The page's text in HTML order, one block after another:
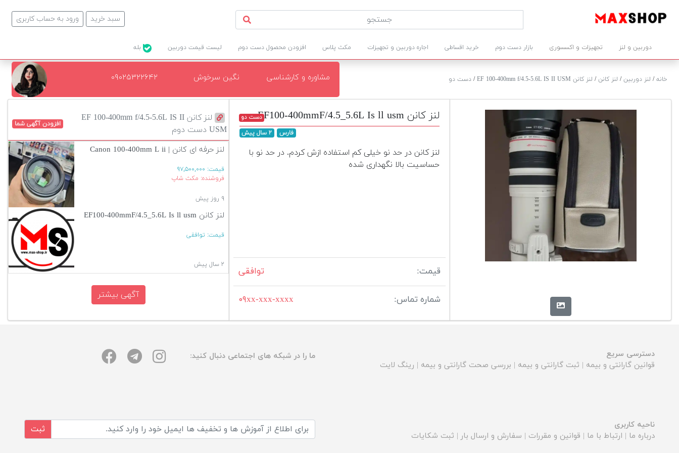
ورود به حساب کاربری سبد خرید
دوربین و لنز تجهیزات و اکسسوری بازار دست دوم خرید اقساطی اجاره دوربین و تجهیزات مکث پلاس افزودن محصول دست دوم لیست قیمت دوربین
خانه/ لنز دوربین/ لنز کانن/ لنز کانن EF 100-400mm f/4.5-5.6L IS II USM / دست دو مشاوره و کارشناسی نگین سرخوش ۰۹۰۲۵۳۲۲۶۴۲
لنز کانن EF 100-400mm f/4.5-5.6L IS II
USM دست دوم
افزودن آگهی شما
لنز حرفه ای کانن | Canon 100-400mm L ii
قیمت: ۹۷,۵۰۰,۰۰۰
فروشنده: مکث شاپ
۹ روز پیش
لنز کانن EF100-400mmF/4.5_5.6L Is ll usm
قیمت: توافقی
۲ سال پیش
آگهی بیشتر
لنز کانن EF100-400mmF/4.5_5.6L Is ll usm
دست دو
فارس
۲ سال پیش
لنز کانن در حد نو خیلی کم استفاده ازش کردم. در حد نو با
حساسیت بالا نگهداری شده
قیمت: توافقی
شماره تماس: ۰۹xx-xxx-xxxx
دسترسی سریع
قوانین گارانتی و بیمه | ثبت گارانتی و بیمه | بررسی صحت گارانتی و بیمه | رینگ لایت
ما را در شبکه های اجتماعی دنبال کنید:
ناحیه کاربری
درباره ما | ارتباط با ما | قوانین و مقررات | سفارش و ارسال بار | ثبت شکایات
ثبت